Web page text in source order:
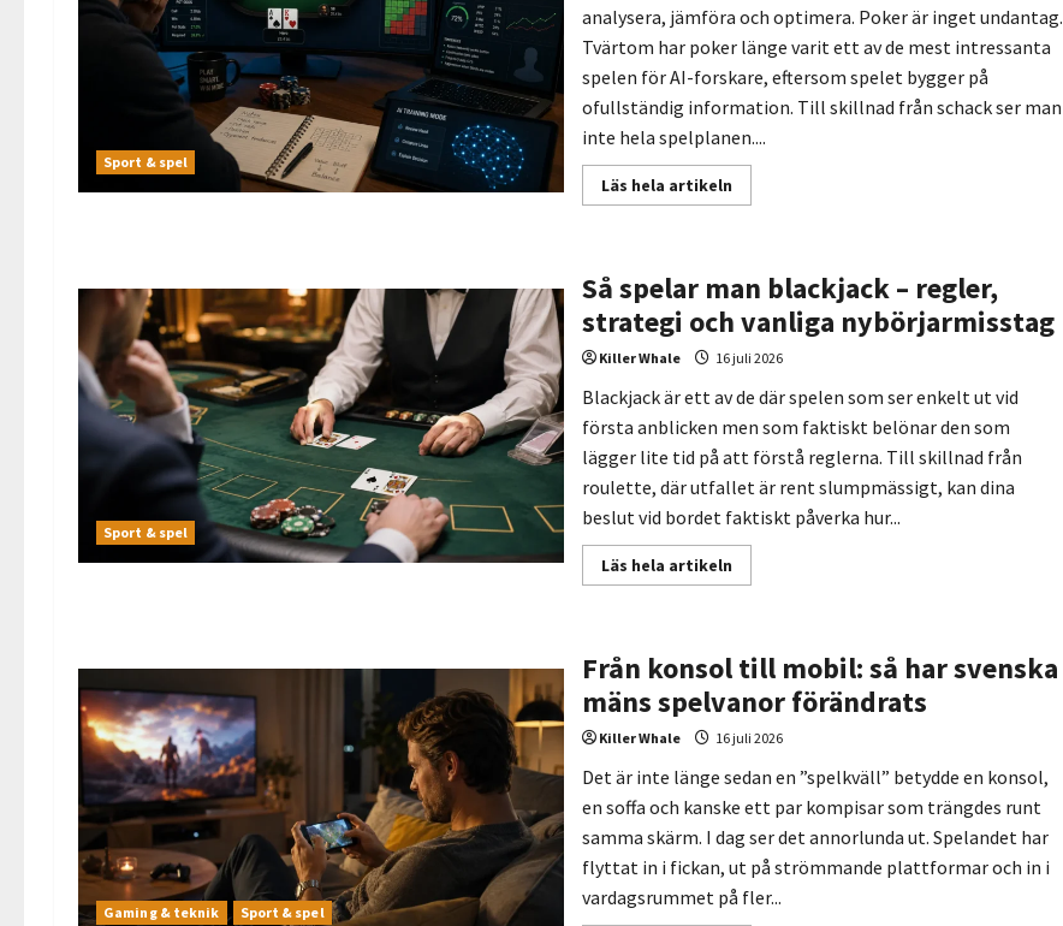
Sport & spel
analysera, jämföra och optimera. Poker är inget undantag.
Tvärtom har poker länge varit ett av de mest intressanta
spelen för AI-forskare, eftersom spelet bygger på
ofullständig information. Till skillnad från schack ser man
inte hela spelplanen....
Läs hela artikelnRead
more
pokerspelare
med
AI-
verktyg
Sport & spel
Så spelar man blackjack – regler,
strategi och vanliga nybörjarmisstag
Killer Whale 16 juli 2026
Blackjack är ett av de där spelen som ser enkelt ut vid
första anblicken men som faktiskt belönar den som
lägger lite tid på att förstå reglerna. Till skillnad från
roulette, där utfallet är rent slumpmässigt, kan dina
beslut vid bordet faktiskt påverka hur...
Läs hela artikelnRead
more
blackjack
–
regler,
strategi
och
vanliga
nybörjarmisstag
Gaming & teknik Sport & spel
Från konsol till mobil: så har svenska
mäns spelvanor förändrats
Killer Whale 16 juli 2026
Det är inte länge sedan en ”spelkväll” betydde en konsol,
en soffa och kanske ett par kompisar som trängdes runt
samma skärm. I dag ser det annorlunda ut. Spelandet har
flyttat in i fickan, ut på strömmande plattformar och in i
vardagsrummet på fler...